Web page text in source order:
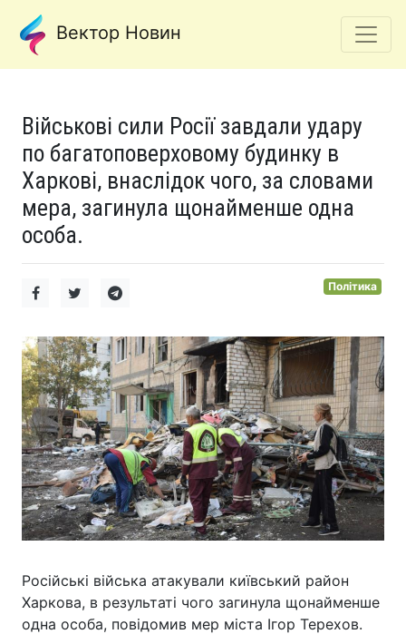
Вектор Новин
Військові сили Росії завдали удару
по багатоповерховому будинку в
Харкові, внаслідок чого, за словами
мера, загинула щонайменше одна
особа.
Політика
Російські війська атакували київський район
Харкова, в результаті чого загинула щонайменше
одна особа, повідомив мер міста Ігор Терехов.